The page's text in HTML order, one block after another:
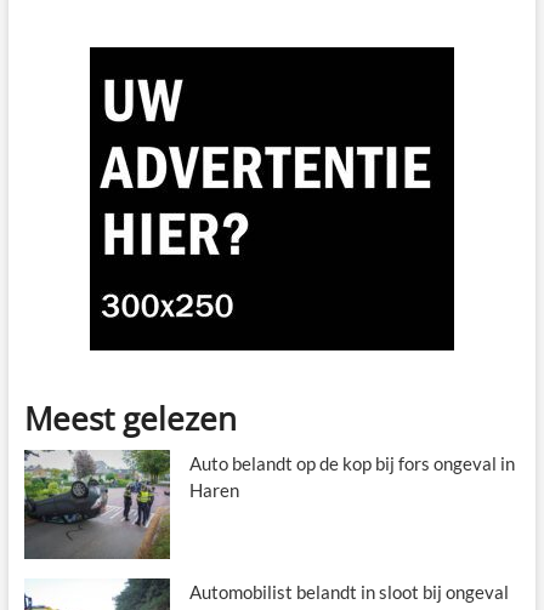
Meest gelezen
Auto belandt op de kop bij fors ongeval in
Haren
Automobilist belandt in sloot bij ongeval